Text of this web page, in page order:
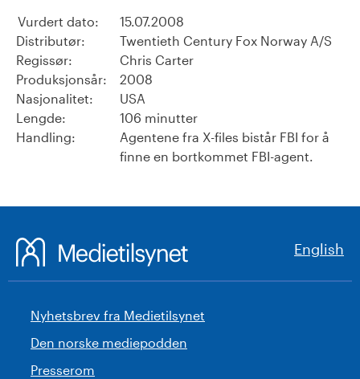
Vurdert dato:
15.07.2008
Distributør:
Twentieth Century Fox Norway A/S
Regissør:
Chris Carter
Produksjonsår:
2008
Nasjonalitet:
USA
Lengde:
106 minutter
Handling:
Agentene fra X-files bistår FBI for å
finne en bortkommet FBI-agent.
English
Nyhetsbrev fra Medietilsynet
Den norske mediepodden
Presserom